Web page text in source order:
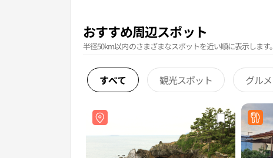
おすすめ周辺スポット
半径50km以内のさまざまなスポットを近い順に表示します。
すべて 観光スポット グルメ